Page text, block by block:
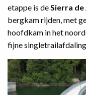
etappe is de Sierra
bergkam rijden, met
hoofdkam in het
fijne